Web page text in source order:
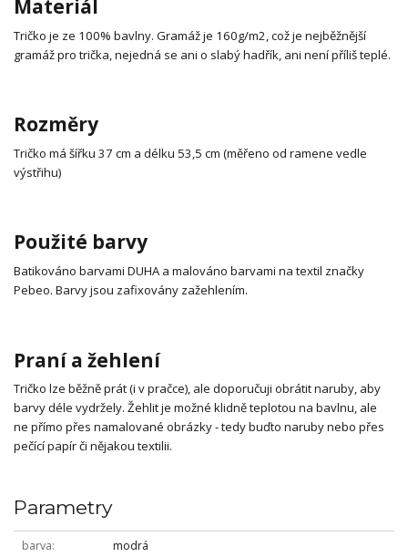
Materiál
Tričko je ze 100% bavlny. Gramáž je 160g/m2, což je nejběžnější
gramáž pro trička, nejedná se ani o slabý hadřík, ani není příliš teplé.
Rozměry
Tričko má šířku 37 cm a délku 53,5 cm (měřeno od ramene vedle
výstřihu)
Použité barvy
Batikováno barvami DUHA a malováno barvami na textil značky
Pebeo. Barvy jsou zafixovány zažehlením.
Praní a žehlení
Tričko lze běžně prát (i v pračce), ale doporučuji obrátit naruby, aby
barvy déle vydržely. Žehlit je možné klidně teplotou na bavlnu, ale
ne přímo přes namalované obrázky - tedy buďto naruby nebo přes
pečící papír či nějakou textilii.
Parametry
barva
modrá